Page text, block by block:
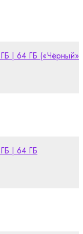
| 64 ГБ («Чёрный»
| 64 ГБ